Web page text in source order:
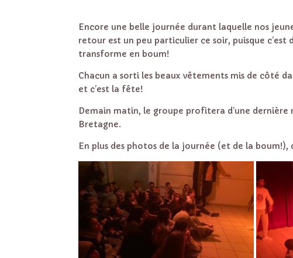
Encore une belle journée durant laquelle nos
retour est un peu particulier ce soir, puisque
transforme en boum!
Chacun a sorti les beaux vêtements mis de côté
et c’est la fête!
Demain matin, le groupe profitera d’une
Bretagne.
En plus des photos de la journée (et de la boum!),